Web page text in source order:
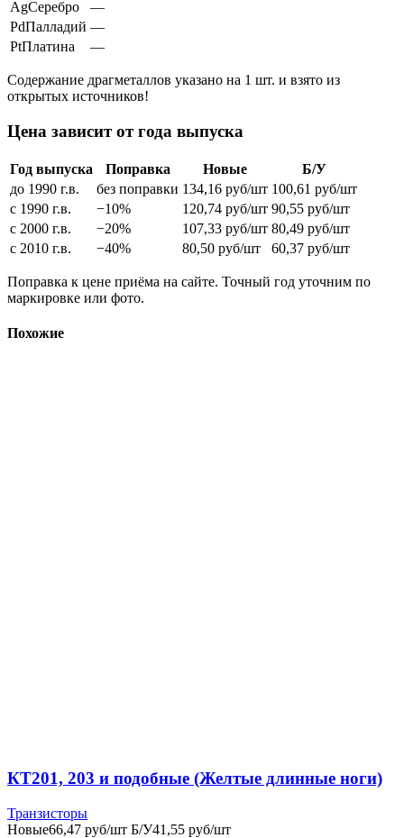
AgСеребро
—
PdПалладий —
PtПлатина —
Содержание драгметаллов указано на 1 шт. и взято из
открытых источников!
Цена зависит от года выпуска
Год выпуска Поправка Новые
Б/У
до 1990 г.в.
без поправки 134,16 руб/шт 100,61 руб/шт
с 1990 г.в.
−10% 120,74 руб/шт 90,55 руб/шт
с 2000 г.в.
−20% 107,33 руб/шт 80,49 руб/шт
с 2010 г.в.
−40% 80,50 руб/шт 60,37 руб/шт
Поправка к цене приёма на сайте. Точный год уточним по
маркировке или фото.
Похожие
КТ201, 203 и подобные (Желтые длинные ноги)
Транзисторы
Новые66,47 руб/шт Б/У41,55 руб/шт